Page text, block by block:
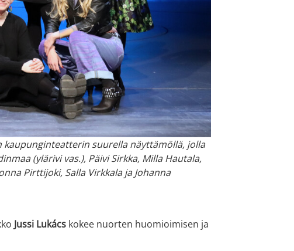
kaupunginteatterin suurella näyttämöllä, jolla
(ylärivi vas.), Päivi Sirkka, Milla Hautala,
Pirttijoki, Salla Virkkala ja Johanna
Jussi Lukács kokee nuorten huomioimisen ja